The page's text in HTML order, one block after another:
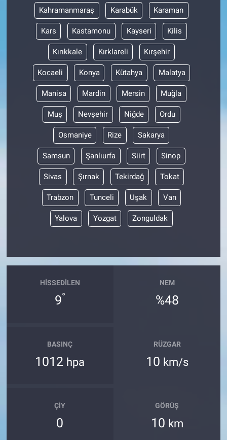
Kahramanmaraş Karabük Karaman
Kars Kastamonu Kayseri Kilis
Kırıkkale Kırklareli Kırşehir
Kocaeli Konya Kütahya Malatya
Manisa Mardin Mersin Muğla
Muş Nevşehir Niğde Ordu
Osmaniye Rize Sakarya
Samsun Şanlıurfa Siirt Sinop
Sivas Şırnak Tekirdağ Tokat
Trabzon Tunceli Uşak Van
Yalova Yozgat Zonguldak
HISSEDILEN
9°
NEM
%48
BASINÇ
1012 hpa
RÜZGAR
10 km/s
ÇIY
0
GÖRÜŞ
10 km